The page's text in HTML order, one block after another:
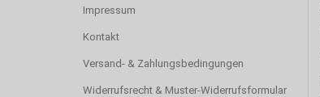
Impressum
Kontakt
Versand- & Zahlungsbedingungen
Widerrufsrecht & Muster-Widerrufsformular